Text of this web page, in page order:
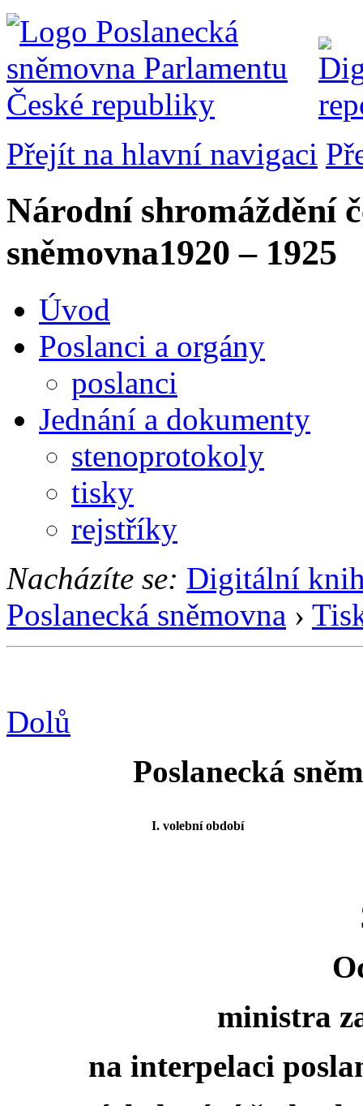
Přejít na hlavní navigaci
Národní shromáždění
sněmovna1920 – 1925
Úvod
Poslanci a orgány
poslanci
Jednání a dokumenty
stenoprotokoly
tisky
rejstříky
Nacházíte se: Digitální
Poslanecká sněmovna ›
Dolů
Poslanecká
I. volební období
ministra
na interpelaci